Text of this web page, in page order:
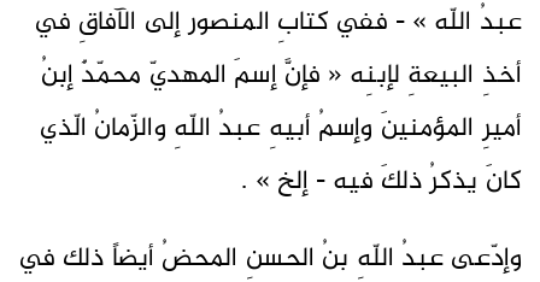
عبدُ اللّه » - ففي كتابِ المنصور إلى الآفاقِ في
أخذِ البيعةِ لإبنِه « فإنَّ إسمَ المهديّ محمّدٌ إبنُ
أميرِ المؤمنينَ وإسمُ أبيهِ عبدُ اللّهِ والزّمانُ الّذي
كانَ يذكرُ ذلكَ فيه - إلخ » .
وإدّعى عبدُ اللّهِ بنُ الحسنِ المحضُ أيضاً ذلك في